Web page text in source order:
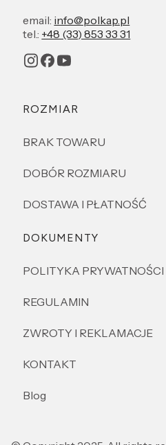
email: info@polkap.pl
tel.: +48 (33) 853 33 31
Linki w stopce
ROZMIAR
BRAK TOWARU
DOBÓR ROZMIARU
DOSTAWA I PŁATNOŚĆ
DOKUMENTY
POLITYKA PRYWATNOŚCI
REGULAMIN
ZWROTY I REKLAMACJE
KONTAKT
Blog